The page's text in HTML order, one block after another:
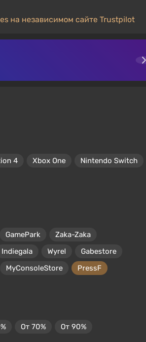
на независимом сайте Trustpilot
4 Xbox One
Nintendo Switch
GamePark
Zaka-Zaka
Indiegala Wyrel
Gabestore
MyConsoleStore
PressF
От 70% От 90%